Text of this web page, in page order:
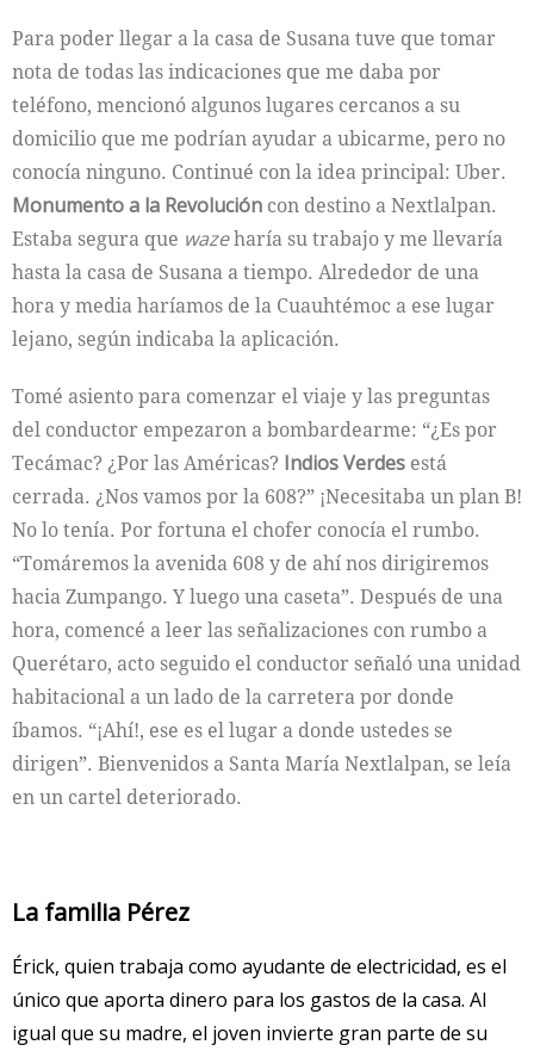
Para poder llegar a la casa de Susana tuve que tomar
nota de todas las indicaciones que me daba por
teléfono, mencionó algunos lugares cercanos a su
domicilio que me podrían ayudar a ubicarme, pero no
conocía ninguno. Continué con la idea principal: Uber.
Monumento a la Revolución con destino a Nextlalpan.
Estaba segura que wazeharía su trabajo y me llevaría
hasta la casa de Susana a tiempo. Alrededor de una
hora y media haríamos de la Cuauhtémoc a ese lugar
lejano, según indicaba la aplicación.
Tomé asiento para comenzar el viaje y las preguntas
del conductor empezaron a bombardearme: “¿Es por
Tecámac? ¿Por las Américas? Indios Verdes está
cerrada. ¿Nos vamos por la 608?” ¡Necesitaba un plan B!
No lo tenía. Por fortuna el chofer conocía el rumbo.
“Tomáremos la avenida 608 y de ahí nos dirigiremos
hacia Zumpango. Y luego una caseta”. Después de una
hora, comencé a leer las señalizaciones con rumbo a
Querétaro, acto seguido el conductor señaló una unidad
habitacional a un lado de la carretera por donde
íbamos. “¡Ahí!, ese es el lugar a donde ustedes se
dirigen”. Bienvenidos a Santa María Nextlalpan, se leía
en un cartel deteriorado.
La familia Pérez
Érick, quien trabaja como ayudante de electricidad, es el
único que aporta dinero para los gastos de la casa. Al
igual que su madre, el joven invierte gran parte de su